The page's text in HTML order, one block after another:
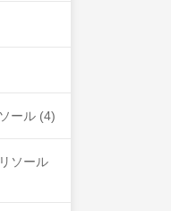
ール (4)
ソール